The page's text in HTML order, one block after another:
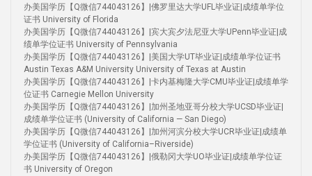
办美国学历【Q微信744043126】|佛罗里达大学UFL毕业证|成绩单学位
证书 University of Florida
办美国学历【Q微信744043126】|宾大宾夕法尼亚大学UPenn毕业证|成
绩单学位证书 University of Pennsylvania
办美国学历【Q微信744043126】|美国大学UT毕业证|成绩单学位证书
Austin Texas A&M University University of Texas at Austin
办美国学历【Q微信744043126】|卡内基梅隆大学CMU毕业证|成绩单学
位证书 Carnegie Mellon University
办美国学历【Q微信744043126】|加州圣地亚哥分校大学UCSD毕业证|
成绩单学位证书 (University of California — San Diego)
办美国学历【Q微信744043126】|加州河滨分校大学UCR毕业证|成绩单
学位证书 (University of California–Riverside)
办美国学历【Q微信744043126】|俄勒冈大学UO毕业证|成绩单学位证
书 University of Oregon